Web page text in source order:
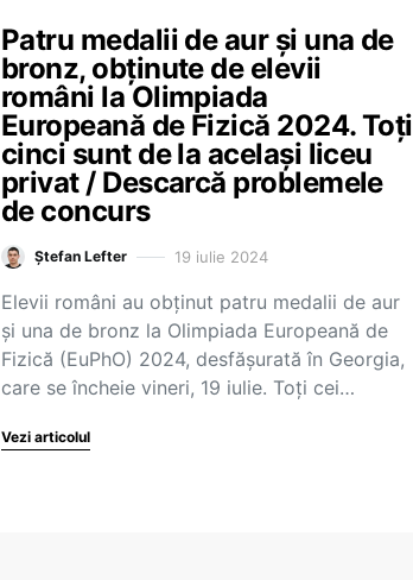
Patru medalii de aur și una de
bronz, obținute de elevii
români la Olimpiada
Europeană de Fizică 2024. Toți
cinci sunt de la același liceu
privat / Descarcă problemele
de concurs
Ștefan Lefter 19 iulie 2024
Elevii români au obținut patru medalii de aur
și una de bronz la Olimpiada Europeană de
Fizică (EuPhO) 2024, desfășurată în Georgia,
care se încheie vineri, 19 iulie. Toți cei…
Vezi articolul